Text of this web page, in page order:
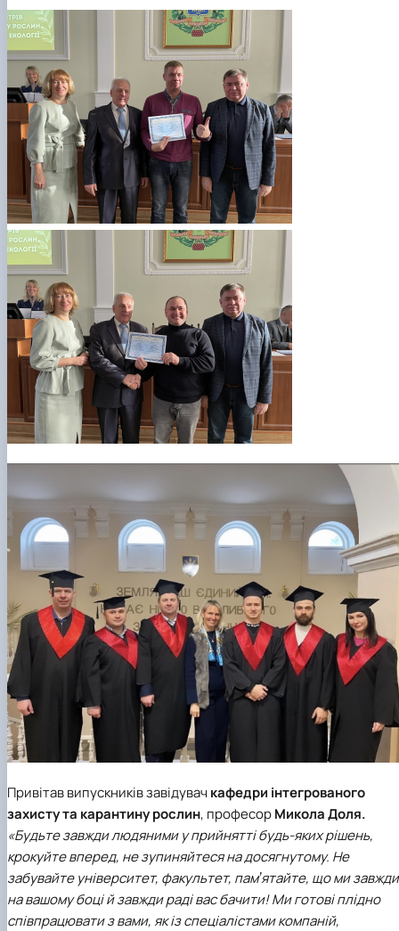
Привітав випускників завідувачкафедри інтегрованого
захисту та карантину рослин, професорМикола Доля.
«Будьте завжди людяними у прийнятті будь-яких рішень,
крокуйте вперед, не зупиняйтеся на досягнутому. Не
забувайте університет, факультет, памʼятайте, що ми завжди
на вашому боці й завжди раді вас бачити! Ми готові плідно
співпрацювати з вами, як із спеціалістами компаній,